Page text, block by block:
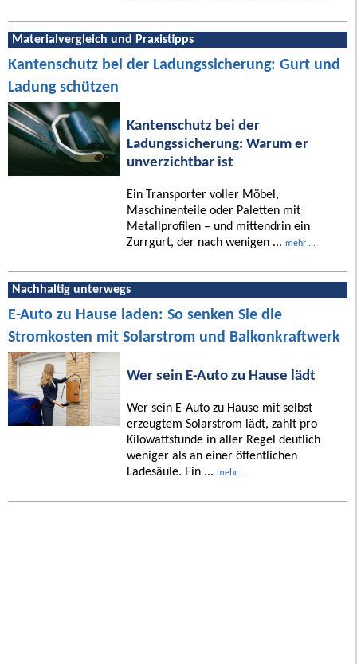
Materialvergleich und Praxistipps
Kantenschutz bei der Ladungssicherung: Gurt und
Ladung schützen
Kantenschutz bei der
Ladungssicherung: Warum er
unverzichtbar ist
Ein Transporter voller Möbel,
Maschinenteile oder Paletten mit
Metallprofilen – und mittendrin ein
Zurrgurt, der nach wenigen ... mehr ...
Nachhaltig unterwegs
E-Auto zu Hause laden: So senken Sie die
Stromkosten mit Solarstrom und Balkonkraftwerk
Wer sein E-Auto zu Hause lädt
Wer sein E-Auto zu Hause mit selbst
erzeugtem Solarstrom lädt, zahlt pro
Kilowattstunde in aller Regel deutlich
weniger als an einer öffentlichen
Ladesäule. Ein ... mehr ...